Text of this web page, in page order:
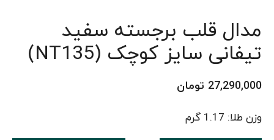
مدال قلب برجسته سفید
تیفانی سایز کوچک (NT135)
27,290,000 تومان
وزن طلا: 1.17 گرم